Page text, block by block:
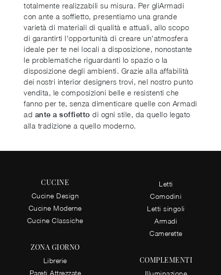
totalmente realizzabili su misura. Per gliArmadi
con ante a soffietto, presentiamo una grande
varietà di materiali di qualità e attuali, allo scopo
di garantirti l'opportunità di creare un'atmosfera
ideale per te nei locali a disposizione, nonostante
le problematiche riguardanti lo spazio o la
disposizione degli ambienti. Grazie alla affabilità
dei nostri interior designers trovi, nel nostro punto
vendita, le composizioni belle e resistenti che
fanno per te, senza dimenticare quelle con Armadi
ad ante a soffietto di ogni stile, da quello legato
alla tradizione a quello moderno.
CUCINE
Cucine Design
Cucine Moderne
Cucine Classiche
ZONA GIORNO
Librerie
Pareti Attrezzate
Letti
Comodini
Letti singoli
Armadi
Camerette
COMPLEMENTI
Illuminazione